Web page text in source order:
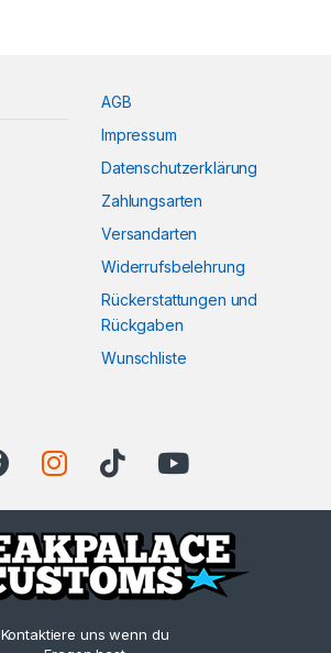
AGB
Impressum
Datenschutzerklärung
Zahlungsarten
Versandarten
Widerrufsbelehrung
Rückerstattungen und
Rückgaben
Wunschliste
Kontaktiere uns wenn du